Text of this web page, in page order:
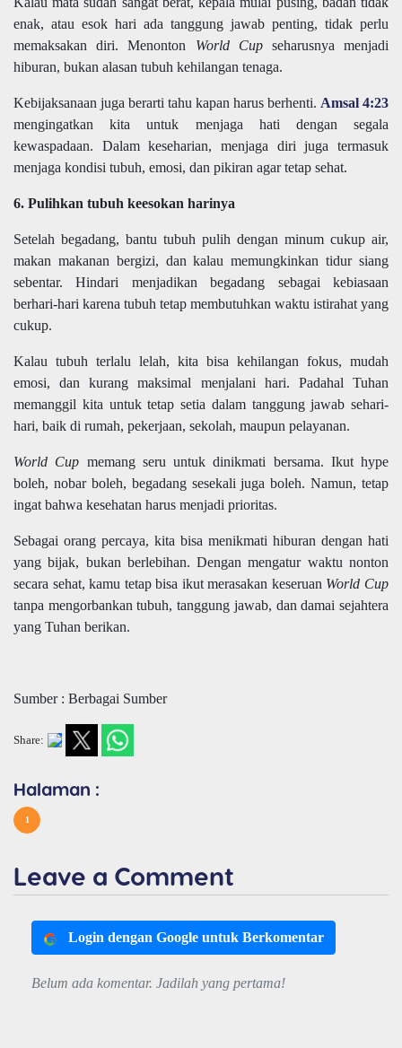
enak, atau esok hari ada tanggung jawab penting, tidak perlu
memaksakan diri. Menonton World Cupseharusnya menjadi
hiburan, bukan alasan tubuh kehilangan tenaga.
Kebijaksanaan juga berarti tahu kapan harus berhenti. Amsal 4:23
mengingatkan kita untuk menjaga hati dengan segala
kewaspadaan. Dalam keseharian, menjaga diri juga termasuk
menjaga kondisi tubuh, emosi, dan pikiran agar tetap sehat.
6. Pulihkan tubuh keesokan harinya
Setelah begadang, bantu tubuh pulih dengan minum cukup air,
makan makanan bergizi, dan kalau memungkinkan tidur siang
sebentar. Hindari menjadikan begadang sebagai kebiasaan
berhari-hari karena tubuh tetap membutuhkan waktu istirahat yang
cukup.
Kalau tubuh terlalu lelah, kita bisa kehilangan fokus, mudah
emosi, dan kurang maksimal menjalani hari. Padahal Tuhan
memanggil kita untuk tetap setia dalam tanggung jawab sehari-
hari, baik di rumah, pekerjaan, sekolah, maupun pelayanan.
World Cup memang seru untuk dinikmati bersama. Ikut hype
boleh, nobar boleh, begadang sesekali juga boleh. Namun, tetap
ingat bahwa kesehatan harus menjadi prioritas.
Sebagai orang percaya, kita bisa menikmati hiburan dengan hati
yang bijak, bukan berlebihan. Dengan mengatur waktu nonton
secara sehat, kamu tetap bisa ikut merasakan keseruan World Cup
tanpa mengorbankan tubuh, tanggung jawab, dan damai sejahtera
yang Tuhan berikan.
Sumber : Berbagai Sumber
Share:
Halaman :
1
Leave a Comment
Login dengan Google untuk Berkomentar
Belum ada komentar. Jadilah yang pertama!